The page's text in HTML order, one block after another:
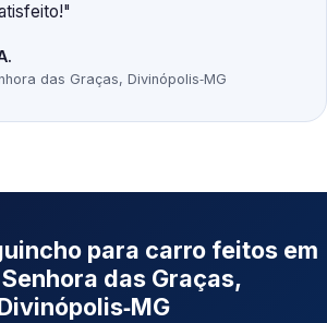
das Graças, Divinópolis‑MG
para carro feitos em
das Graças,